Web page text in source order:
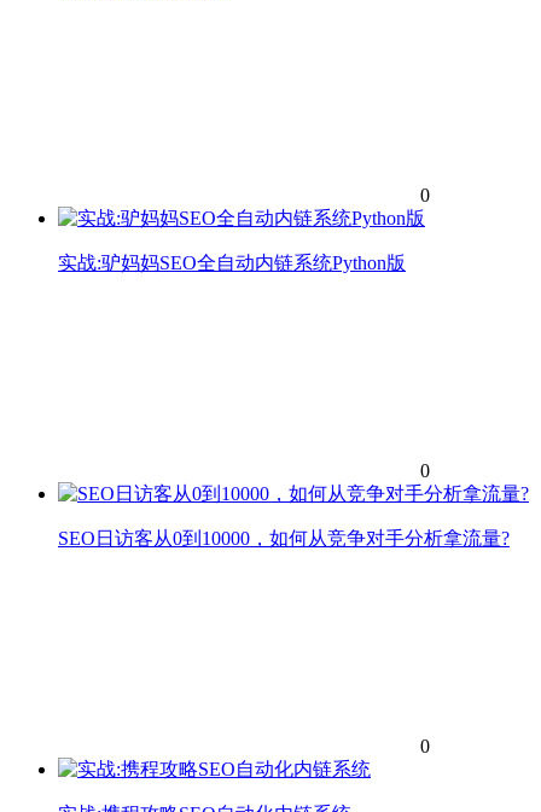
0
实战:驴妈妈SEO全自动内链系统Python版
0
SEO日访客从0到10000，如何从竞争对手分析拿流量?
0